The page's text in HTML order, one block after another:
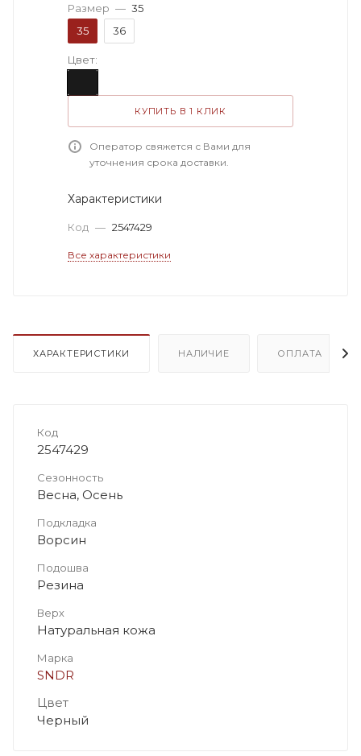
Размер — 35
35
36
Цвет:
КУПИТЬ В 1 КЛИК
Оператор свяжется с Вами для
уточнения срока доставки.
Характеристики
Код — 2547429
Все характеристики
ХАРАКТЕРИСТИКИ НАЛИЧИЕ ОПЛАТА
Код
2547429
Сезонность
Весна, Осень
Подкладка
Ворсин
Подошва
Резина
Верх
Натуральная кожа
Марка
SNDR
Цвет
Черный